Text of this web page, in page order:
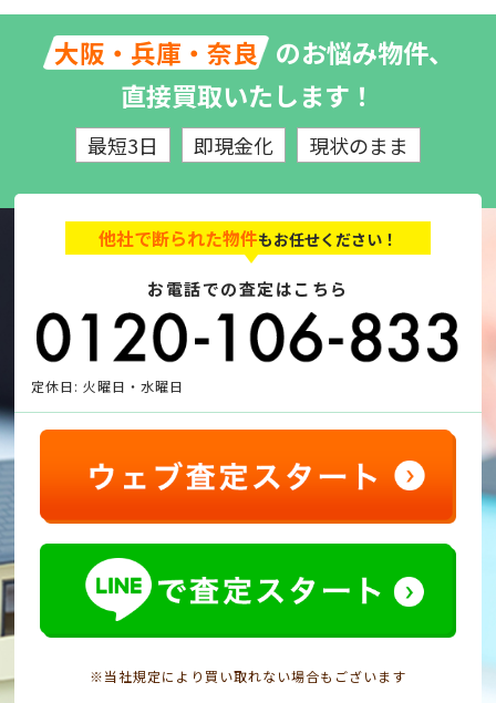
大阪・兵庫・奈良 のお悩み物件、
直接買取いたします！
最短3日 即現金化 現状のまま
他社で断られた物件もお任せください！
お電話での査定はこちら
定休日: 火曜日・水曜日
※当社規定により買い取れない場合もございます